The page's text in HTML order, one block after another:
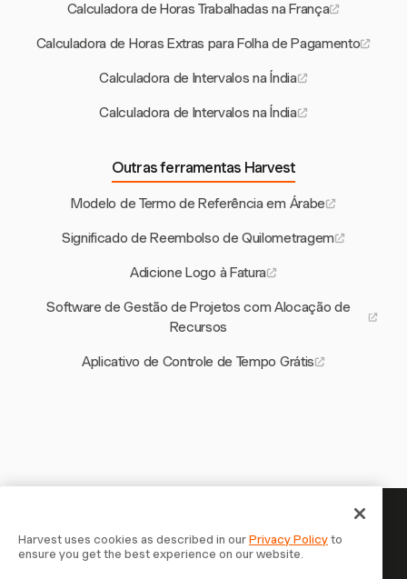
Calculadora de Horas Trabalhadas na França
Calculadora de Horas Extras para Folha de Pagamento
Calculadora de Intervalos na Índia
Calculadora de Intervalos na Índia
Outras ferramentas Harvest
Modelo de Termo de Referência em Árabe
Significado de Reembolso de Quilometragem
Adicione Logo à Fatura
Software de Gestão de Projetos com Alocação de
Recursos
Aplicativo de Controle de Tempo Grátis
Seu tempo merece ser
registrado — comece agora
Harvest uses cookies as described in ourPrivacy Policyto
ensure you get the best experience on our website.